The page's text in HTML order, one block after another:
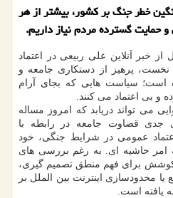
خطر جنگ بر کشور، بیشتر از هر
حمایت گسترده مردم نیاز داریم.
از خبر آنلاین علی ربیعی در اعتماد
پرهیز از دستکاری جامعه و
است؛ سیاست هایی که بجای آرام
و بی اعتماد می کنند.
می تواند دریابد که امروز مساله
جدی قضاوت جامعه در رابطه با
عمومی در شرایط جنگی، خود
حاشیه ای. به رغم بررسی های
کوشش برای فهم منطق تصمیم گیری،
محدودسازی اینترنت بین الملل بر
یافته است.